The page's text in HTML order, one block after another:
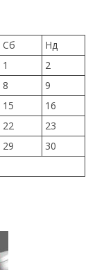
Сб
Нд
1
2
8
9
15
16
22
23
29
30